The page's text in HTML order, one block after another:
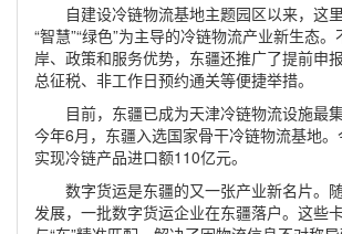
自建设冷链物流基地主题园区以来，这
“智慧”“绿色”为主导的冷链物流产业新生态
岸、政策和服务优势，东疆还推广了提前申
总征税、非工作日预约通关等便捷举措。
目前，东疆已成为天津冷链物流设施最
今年6月，东疆入选国家骨干冷链物流基地
实现冷链产品进口额110亿元。
数字货运是东疆的又一张产业新名片。
发展，一批数字货运企业在东疆落户。这些